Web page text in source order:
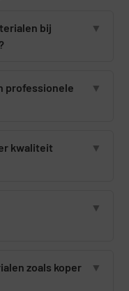
bij
▼
professionele
▼
kwaliteit
▼
▼
zoals koper
▼